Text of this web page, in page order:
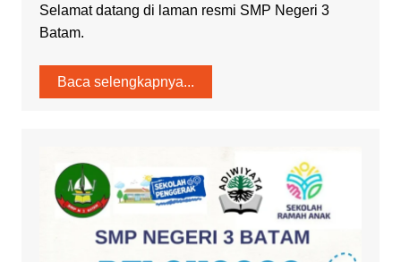
Selamat datang di laman resmi SMP Negeri 3
Batam.
Baca selengkapnya...